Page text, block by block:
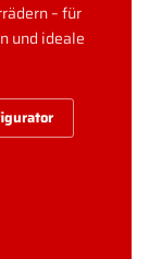
– für
und ideale